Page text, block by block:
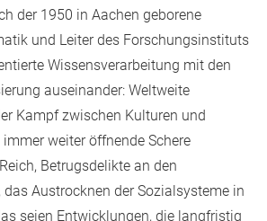
der 1950 in Aachen geborene
und Leiter des Forschungsinstituts
Wissensverarbeitung mit den
auseinander: Weltweite
Kampf zwischen Kulturen und
weiter öffnende Schere
Betrugsdelikte an den
Austrocknen der Sozialsysteme in
seien Entwicklungen, die langfristig